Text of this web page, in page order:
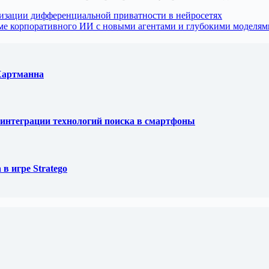
дифференциальной приватности в нейросетях
корпоративного ИИ с новыми агентами и глубокими
технологий поиска в смартфоны
в игре Stratego